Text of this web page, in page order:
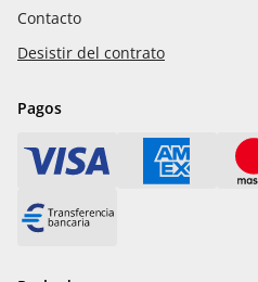
Contacto
Desistir del contrato
Pagos